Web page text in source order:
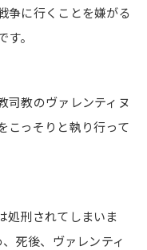
争に行くことを嫌がる
。
司教のヴァレンティヌ
こっそりと執り行って
処刑されてしまいま
死後、ヴァレンティ